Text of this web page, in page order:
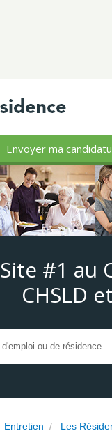
Envoyer ma
Site #1 au
CHSLD
Entretien / Les